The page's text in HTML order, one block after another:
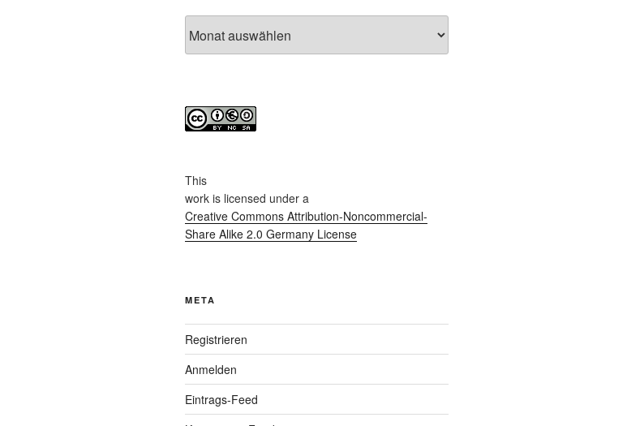
This
workis licensed under a
Creative Commons Attribution-Noncommercial-
Share Alike 2.0 Germany License
META
Registrieren
Anmelden
Eintrags-Feed